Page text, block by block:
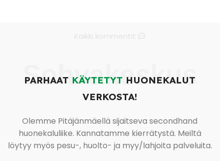
Sohvakeskus
PARHAAT KÄYTETYT HUONEKALUT
VERKOSTA!
Olemme Pitäjänmäellä sijaitseva secondhand
huonekaluliike. Kannatamme kierrätystä. Meiltä
löytyy myös pesu-, huolto- ja myy/lahjoita palveluita.